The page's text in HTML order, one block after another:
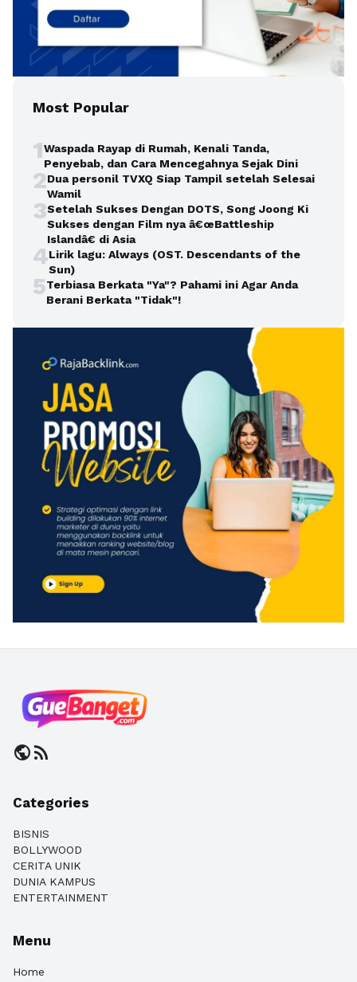
Most Popular
1Waspada Rayap di Rumah, Kenali Tanda,
Penyebab, dan Cara Mencegahnya Sejak Dini
2Dua personil TVXQ Siap Tampil setelah Selesai
Wamil
3Setelah Sukses Dengan DOTS, Song Joong Ki
Sukses dengan Film nya â€œBattleship
Islandâ€ di Asia
4Lirik lagu: Always (OST. Descendants of the
Sun)
5Terbiasa Berkata "Ya"? Pahami ini Agar Anda
Berani Berkata "Tidak"!
publicrss_feed
Categories
BISNIS
BOLLYWOOD
CERITA UNIK
DUNIA KAMPUS
ENTERTAINMENT
Menu
Home